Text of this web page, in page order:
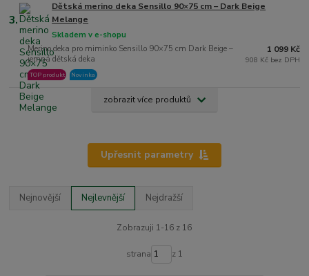
3.
Dětská merino deka Sensillo 90×75 cm – Dark Beige
Melange
Merino deka pro miminko Sensillo 90×75 cm Dark Beige –
jemná dětská deka
Skladem v e-shopu
TOP produkt Novinka
1 099 Kč
908 Kč bez DPH
zobrazit více produktů
Upřesnit parametry
Nejnovější Nejlevnější Nejdražší
Zobrazuji 1-16 z 16
strana z 1